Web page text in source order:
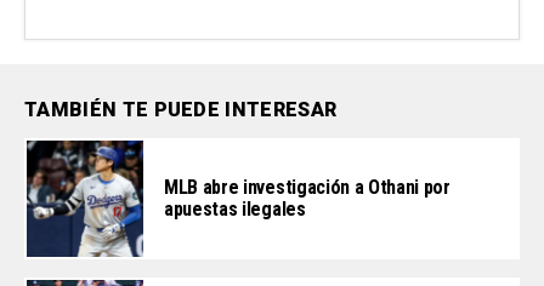
TAMBIÉN TE PUEDE INTERESAR
MLB abre investigación a Othani por
apuestas ilegales